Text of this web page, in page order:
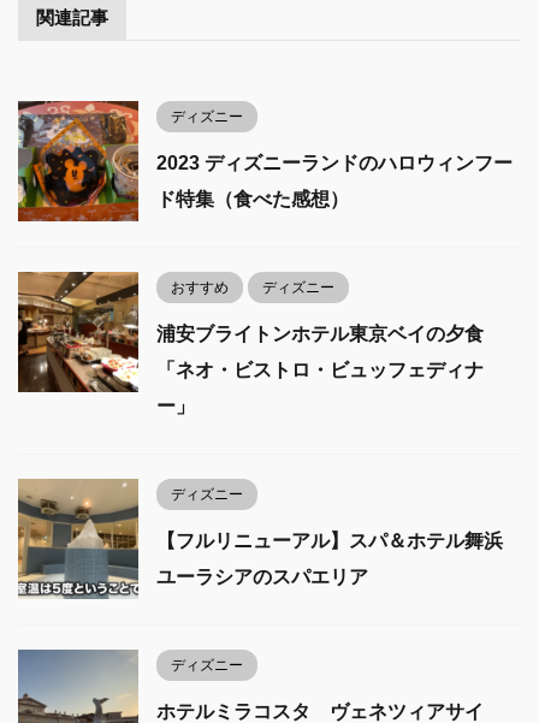
関連記事
ディズニー
2023 ディズニーランドのハロウィンフー
ド特集（食べた感想）
おすすめ ディズニー
浦安ブライトンホテル東京ベイの夕食
「ネオ・ビストロ・ビュッフェディナ
ー」
ディズニー
【フルリニューアル】スパ＆ホテル舞浜
ユーラシアのスパエリア
ディズニー
ホテルミラコスタ ヴェネツィアサイ